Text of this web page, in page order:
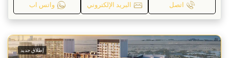
اتصل البريد الإلكتروني واتس اب
إطلاق جديد